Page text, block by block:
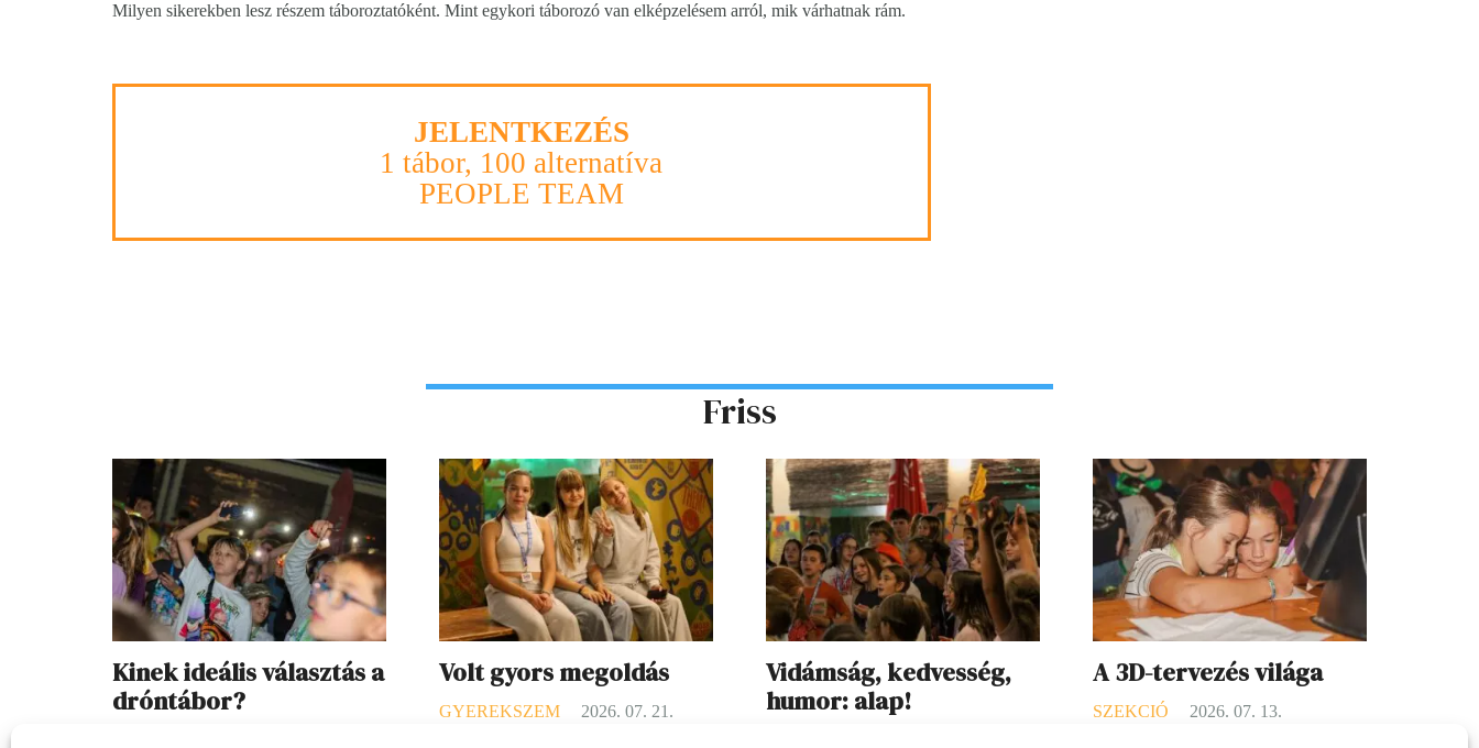
Milyen sikerekben lesz részem táboroztatóként. Mint egykori táborozó van elképzelésem arról, mik várhatnak rám.
JELENTKEZÉS
1 tábor, 100 alternatíva
PEOPLE TEAM
Friss
Kinek ideális választás a
dróntábor?
Volt gyors megoldás
GYEREKSZEM 2026. 07. 21.
Vidámság, kedvesség,
humor: alap!
A 3D-tervezés világa
SZEKCIÓ 2026. 07. 13.